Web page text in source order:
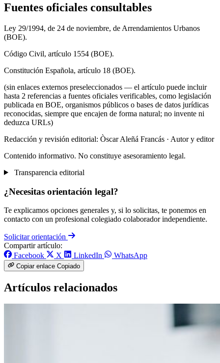
Fuentes oficiales consultables
Ley 29/1994, de 24 de noviembre, de Arrendamientos Urbanos
(BOE).
Código Civil, artículo 1554 (BOE).
Constitución Española, artículo 18 (BOE).
(sin enlaces externos preseleccionados — el artículo puede incluir
hasta 2 referencias a fuentes oficiales verificables, como legislación
publicada en BOE, organismos públicos o bases de datos jurídicas
reconocidas, siempre que encajen de forma natural; no invente ni
deduzca URLs)
Redacción y revisión editorial: Òscar Aleñá Francás · Autor y editor
Contenido informativo. No constituye asesoramiento legal.
Transparencia editorial
¿Necesitas orientación legal?
Te explicamos opciones generales y, si lo solicitas, te ponemos en
contacto con un profesional colegiado colaborador independiente.
Solicitar orientación
Compartir artículo:
Facebook
X LinkedIn WhatsApp
Copiar enlace Copiado
Artículos relacionados